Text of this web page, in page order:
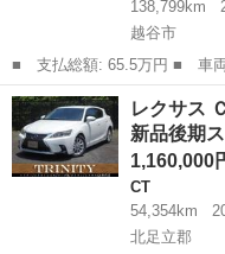
138,799km
越谷市
■ 支払総額: 65.5万円 ■ 車両本体価格： 575,000 円 ■ メーカー
名： レクサス ■ 車種名：
ｈ バージョンＣ バックカメ
ートキー、電動...
埼玉 越谷市 CT
レクサス
新品後期
1,160,000
CT
54,354km
北足立郡